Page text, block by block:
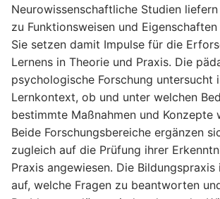
Neurowissenschaftliche Studien
zu Funktionsweisen und Eigenschaften
Sie setzen damit Impulse für die
Lernens in Theorie und Praxis. Die
psychologische Forschung untersucht
Lernkontext, ob und unter welchen
bestimmte Maßnahmen und Konzepte
Beide Forschungsbereiche ergänzen
zugleich auf die Prüfung ihrer
Praxis angewiesen. Die
auf, welche Fragen zu beantworten